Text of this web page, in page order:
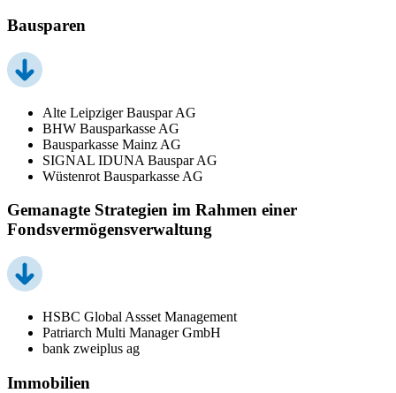
Bausparen
Alte Leipziger Bauspar AG
BHW Bausparkasse AG
Bausparkasse Mainz AG
SIGNAL IDUNA Bauspar AG
Wüstenrot Bausparkasse AG
Gemanagte Strategien im Rahmen einer
Fondsvermögensverwaltung
HSBC Global Assset Management
Patriarch Multi Manager GmbH
bank zweiplus ag
Immobilien